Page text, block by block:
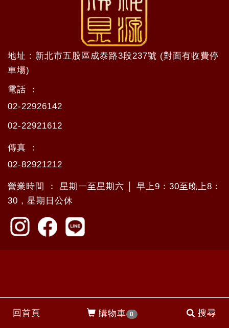
回首頁 購物車 0 搜尋
地址 : 新北市五股區成泰路3段237號 (對面有收費停
車場)
電話 ：
02-22926142
02-22921612
傳真 ：
02-82921212
營業時間 ： 星期一至星期六 │ 早上9：30至晚上8：
30，星期日公休